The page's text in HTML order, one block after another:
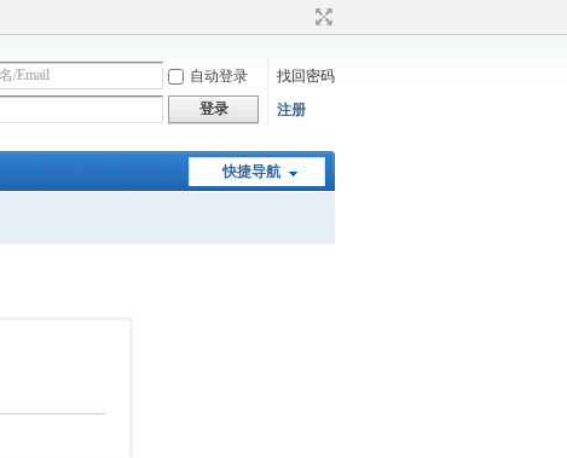
自动登录
找回密码
登录 注册
快捷导航